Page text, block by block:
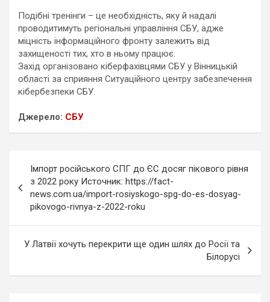
Подібні тренінги – це необхідність, яку й надалі
проводитимуть регіональні управління СБУ, адже
міцність інформаційного фронту залежить від
захищеності тих, хто в ньому працює.
Захід організовано кіберфахівцями СБУ у Вінницькій
області за сприяння Ситуаційного центру забезпечення
кібербезпеки СБУ.
Джерело: СБУ
записям
Імпорт російського СПГ до ЄС досяг пікового рівня
з 2022 року Источник: https://fact-
news.com.ua/import-rosiyskogo-spg-do-es-dosyag-
pikovogo-rivnya-z-2022-roku
У Латвії хочуть перекрити ще один шлях до Росії та
Білорусі